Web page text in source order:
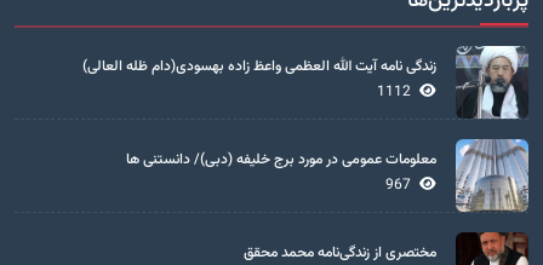
زندگی نامه آیت الله العظمی واعظ زاده بهسودی(دام ظله العالی)
معلومات عمومی در مورد برج خلیفه (دبی)/ دانستنی ها
مختصری از زندگی‌نامه محمد محقق